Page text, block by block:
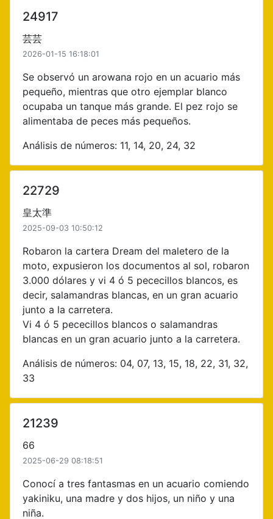
24917
芸芸
2026-01-15 16:18:01
Se observó un arowana rojo en un acuario más
pequeño, mientras que otro ejemplar blanco
ocupaba un tanque más grande. El pez rojo se
alimentaba de peces más pequeños.
Análisis de números: 11, 14, 20, 24, 32
22729
皇太準
2025-09-03 10:50:12
Robaron la cartera Dream del maletero de la
moto, expusieron los documentos al sol, robaron
3.000 dólares y vi 4 ó 5 pececillos blancos, es
decir, salamandras blancas, en un gran acuario
junto a la carretera.
Vi 4 ó 5 pececillos blancos o salamandras
blancas en un gran acuario junto a la carretera.
Análisis de números: 04, 07, 13, 15, 18, 22, 31, 32,
33
21239
66
2025-06-29 08:18:51
Conocí a tres fantasmas en un acuario comiendo
yakiniku, una madre y dos hijos, un niño y una
niña.